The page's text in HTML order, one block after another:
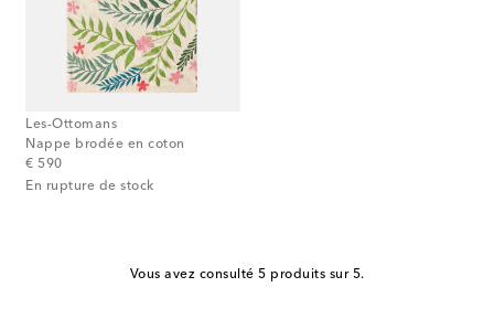
Les-Ottomans
Nappe brodée en coton
€ 590
original price
En rupture de stock
Vous avez consulté 5 produits sur 5.